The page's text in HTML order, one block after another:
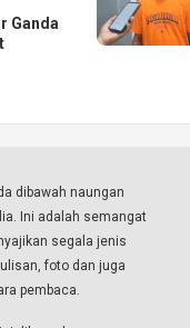
Ganda
dibawah naungan
Ini adalah semangat
segala jenis
foto dan juga
pembaca.